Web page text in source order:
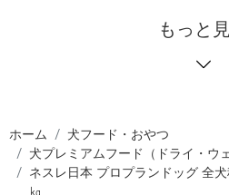
もっと
ホーム
犬フード・おやつ
犬プレミアムフード（ドライ・ウ
ネスレ日本 プロプランドッグ 全